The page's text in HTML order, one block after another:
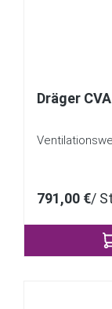
Dräger
791,00 €/ St